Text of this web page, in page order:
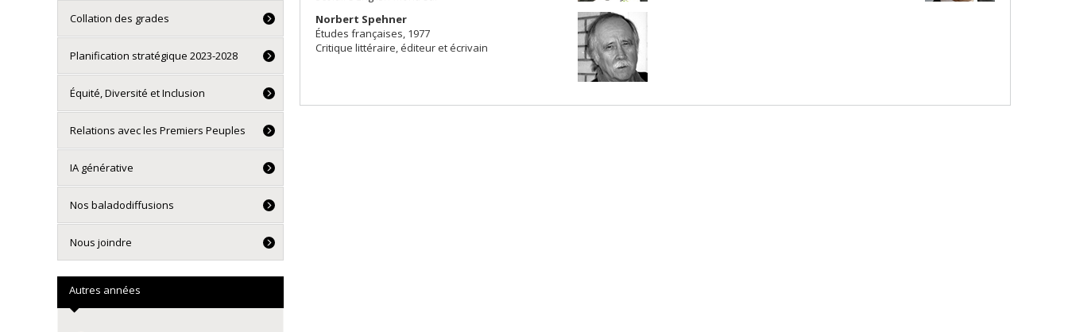
Norbert Spehner
Études françaises, 1977
Critique littéraire, éditeur et écrivain
Collation des grades
Planification stratégique 2023-2028
Équité, Diversité et Inclusion
Relations avec les Premiers Peuples
IA générative
Nos baladodiffusions
Nous joindre
Autres années